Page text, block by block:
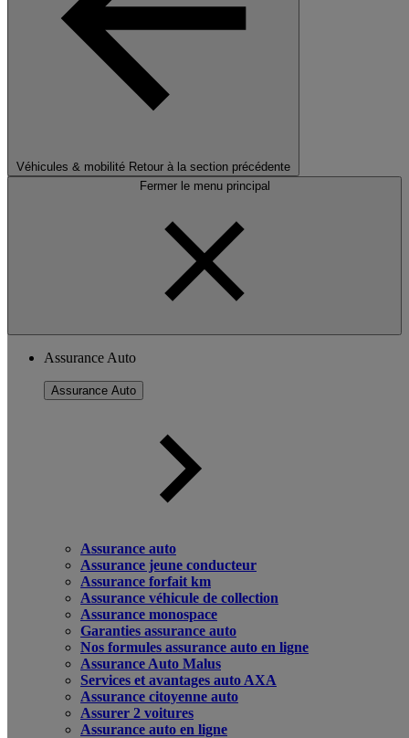
Véhicules & mobilité Retour à la section précédente
Fermer le menu principal
Assurance Auto
Assurance Auto
Assurance auto
Assurance jeune conducteur
Assurance forfait km
Assurance véhicule de collection
Assurance monospace
Garanties assurance auto
Nos formules assurance auto en ligne
Assurance Auto Malus
Services et avantages auto AXA
Assurance citoyenne auto
Assurer 2 voitures
Assurance auto en ligne